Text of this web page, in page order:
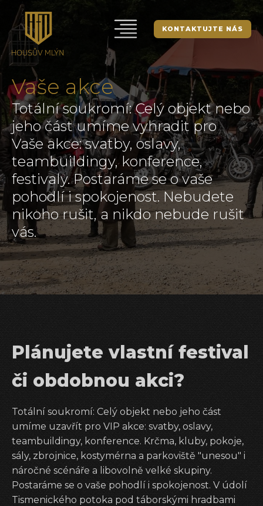
KONTAKTUJTE NÁS
Vaše akce
Totální soukromí: Celý objekt nebo
jeho část umíme vyhradit pro
Vaše akce: svatby, oslavy,
teambuildingy, konference,
festivaly. Postaráme se o vaše
pohodlí i spokojenost. Nebudete
nikoho rušit, a nikdo nebude rušit
vás.
Plánujete vlastní festival
či obdobnou akci?
Totální soukromí: Celý objekt nebo jeho část
umíme uzavřít pro VIP akce: svatby, oslavy,
teambuildingy, konference. Krčma, kluby, pokoje,
sály, zbrojnice, kostymérna a parkoviště "unesou" i
náročné scénáře a libovolně velké skupiny.
Postaráme se o vaše pohodlí i spokojenost. V údolí
Tismenického potoka pod táborskými hradbami